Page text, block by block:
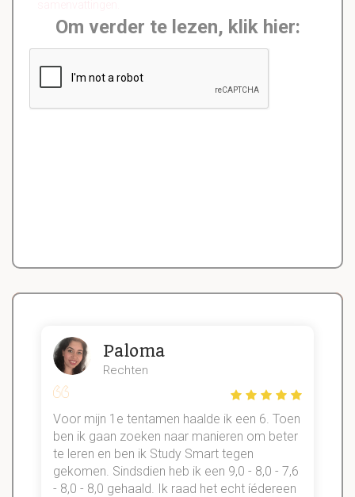
Om verder te lezen, klik hier:
Paloma
Rechten
Voor mijn 1e tentamen haalde ik een 6. Toen
ben ik gaan zoeken naar manieren om beter
te leren en ben ik Study Smart tegen
gekomen. Sindsdien heb ik een 9,0 - 8,0 - 7,6
- 8,0 - 8,0 gehaald. Ik raad het echt íédereen